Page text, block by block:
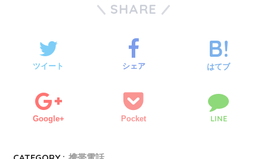
SHARE
ツイート シェア はてブ
Google+ Pocket LINE